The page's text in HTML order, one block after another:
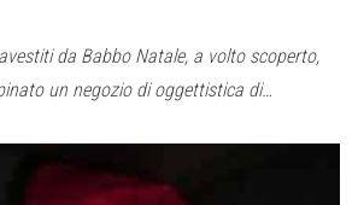
da Babbo Natale, a volto scoperto,
un negozio di oggettistica di…